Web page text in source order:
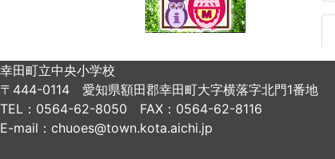
幸田町立中央小学校
〒444-0114 愛知県額田郡幸田町大字横落字北門1番地
TEL：0564-62-8050 FAX：0564-62-8116
E-mail：chuoes@town.kota.aichi.jp